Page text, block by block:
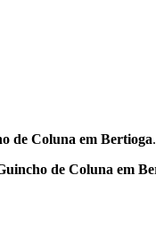
de Coluna em Bertioga.
de Coluna em